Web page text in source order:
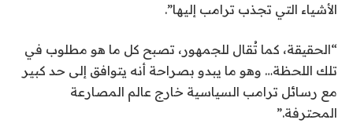
الأشياء التي تجذب ترامب إليها”.
“الحقيقة، كما تُقال للجمهور، تصبح كل ما هو مطلوب في
تلك اللحظة… وهو ما يبدو بصراحة أنه يتوافق إلى حد كبير
مع رسائل ترامب السياسية خارج عالم المصارعة
المحترفة.”